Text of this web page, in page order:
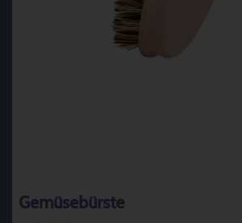
Gemüsebürste